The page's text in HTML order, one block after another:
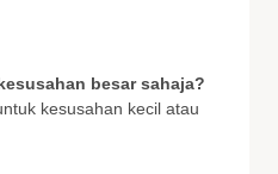
besar sahaja?
kesusahan kecil atau